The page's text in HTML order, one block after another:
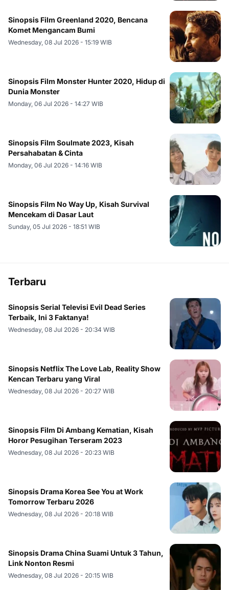
Sinopsis Film Greenland 2020, Bencana
Komet Mengancam Bumi
Wednesday, 08 Jul 2026 - 15:19 WIB
Sinopsis Film Monster Hunter 2020, Hidup di
Dunia Monster
Monday, 06 Jul 2026 - 14:27 WIB
Sinopsis Film Soulmate 2023, Kisah
Persahabatan & Cinta
Monday, 06 Jul 2026 - 14:16 WIB
Sinopsis Film No Way Up, Kisah Survival
Mencekam di Dasar Laut
Sunday, 05 Jul 2026 - 18:51 WIB
Terbaru
Sinopsis Serial Televisi Evil Dead Series
Terbaik, Ini 3 Faktanya!
Wednesday, 08 Jul 2026 - 20:34 WIB
Sinopsis Netflix The Love Lab, Reality Show
Kencan Terbaru yang Viral
Wednesday, 08 Jul 2026 - 20:27 WIB
Sinopsis Film Di Ambang Kematian, Kisah
Horor Pesugihan Terseram 2023
Wednesday, 08 Jul 2026 - 20:23 WIB
Sinopsis Drama Korea See You at Work
Tomorrow Terbaru 2026
Wednesday, 08 Jul 2026 - 20:18 WIB
Sinopsis Drama China Suami Untuk 3 Tahun,
Link Nonton Resmi
Wednesday, 08 Jul 2026 - 20:15 WIB